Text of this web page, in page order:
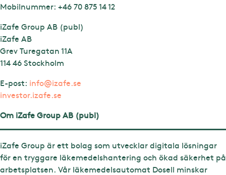
Mobilnummer: +46 70 875 14 12
iZafe Group AB (publ)
iZafe AB
Grev Turegatan 11A
114 46 Stockholm
E-post: info@izafe.se
investor.izafe.se
Om iZafe Group AB (publ)
iZafe Group är ett bolag som utvecklar digitala lösningar
för en tryggare läkemedelshantering och ökad säkerhet på
arbetsplatsen. Vår läkemedelsautomat Dosell minskar